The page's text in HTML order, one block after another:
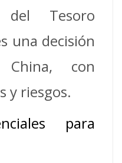
del Tesoro
una decisión
China, con
y riesgos.
para